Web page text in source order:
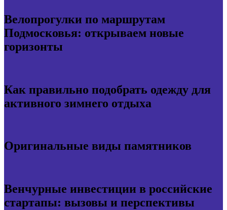
Велопрогулки по маршрутам
Подмосковья: открываем новые
горизонты
Как правильно подобрать одежду для
активного зимнего отдыха
Оригинальные виды памятников
Венчурные инвестиции в российские
стартапы: вызовы и перспективы